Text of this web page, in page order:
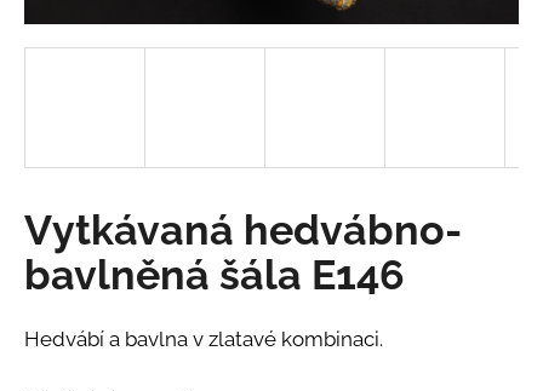
Vytkávaná hedvábno-
bavlněná šála E146
Hedvábí a bavlna v zlatavé kombinaci.
a
HLEDAT